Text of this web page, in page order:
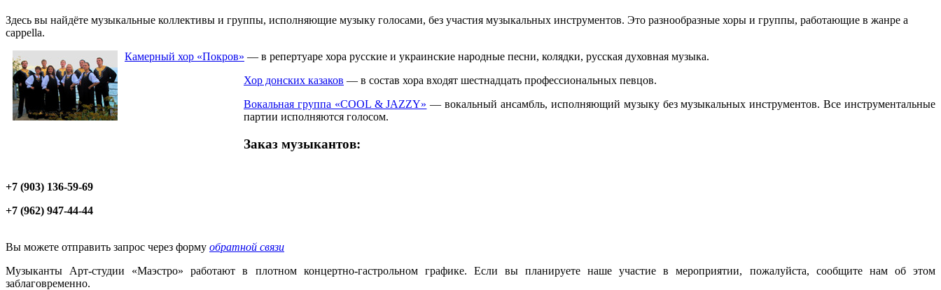
Здесь вы найдёте музыкальные коллективы и группы, исполняющие музыку голосами, без участия музыкальных инструментов. Это разнообразные хоры и группы, работающие в жанре a
cappella.
Камерный хор «Покров» — в репертуаре хора русские и украинские народные песни, колядки, русская духовная музыка.
Хор донских казаков — в состав хора входят шестнадцать профессиональных певцов.
Вокальная группа «COOL & JAZZY» — вокальный ансамбль, исполняющий музыку без музыкальных инструментов. Все инструментальные
партии исполняются голосом.
Заказ музыкантов:
+7 (903) 136-59-69
+7 (962) 947-44-44
Вы можете отправить запрос через форму обратной связи
Музыканты Арт-студии «Маэстро» работают в плотном концертно-гастрольном графике. Если вы планируете наше участие в мероприятии, пожалуйста, сообщите нам об этом
заблаговременно.